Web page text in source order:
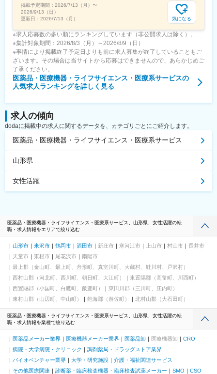
掲載予定期間： 2026/7/13（月） 〜
2026/9/13（日）
更新日： 2026/7/13（月） 気になる
※求人応募数の多い順にランキングしています（非公開求人は除く）。
※集計対象期間：2026/8/3（月）～2026/8/9（日）
※事情により掲載終了予定日よりも前に求人募集が終了していることもご
ざいます。その場合は当サイトから応募はできませんので、あらかじめご
了承ください。
医薬品・医療機器・ライフサイエンス・医療系サービスの
人気求人ランキングを詳しく見る
求人の傾向
dodaに掲載中の求人に関するデータを、カテゴリごとにご紹介します。
医薬品・医療機器・ライフサイエンス・医療系サービス
山形県
女性活躍
医薬品・医療機器・ライフサイエンス・医療系サービス、山形県、女性活躍の転
職・求人情報をエリアで絞り込む
山形市 米沢市 鶴岡市 酒田市 新庄市 寒河江市 上山市 村山市
長井市
天童市
東根市 尾花沢市
南陽市
最上郡（金山町、最上町、舟形町、真室川町、大蔵村、鮭川村、戸沢村）
西村山郡（河北町、西川町、朝日町、大江町）
東置賜郡（高畠町、川西町）
西置賜郡（小国町、白鷹町、飯豊町）
東田川郡（三川町、庄内町）
東村山郡（山辺町、中山町）
飽海郡（遊佐町） 北村山郡（大石田町）
医薬品・医療機器・ライフサイエンス・医療系サービス、山形県、女性活躍の転
職・求人情報を業種で絞り込む
医薬品メーカー業界 医療機器メーカー業界 医薬品卸 医療機器卸
CRO
病院・大学病院・クリニック
調剤薬局・ドラッグストア業界
バイオベンチャー業界
大学・研究施設
介護・福祉関連サービス
その他医療関連
診断薬・臨床検査機器・臨床検査試薬メーカー SMO
CSO